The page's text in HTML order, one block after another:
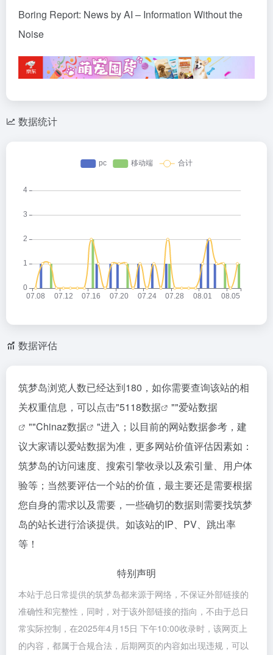
Boring Report: News by AI – Information Without the
Noise
数据统计
数据评估
筑梦岛浏览人数已经达到180，如你需要查询该站的相
关权重信息，可以点击"5118数据 ""爱站数据
""Chinaz数据
"进入；以目前的网站数据参考，建
议大家请以爱站数据为准，更多网站价值评估因素如：
筑梦岛的访问速度、搜索引擎收录以及索引量、用户体
验等；当然要评估一个站的价值，最主要还是需要根据
您自身的需求以及需要，一些确切的数据则需要找筑梦
岛的站长进行洽谈提供。如该站的IP、PV、跳出率
等！
特别声明
本站于总日常提供的筑梦岛都来源于网络，不保证外部链接的
准确性和完整性，同时，对于该外部链接的指向，不由于总日
常实际控制，在2025年4月15日 下午10:00收录时，该网页上
的内容，都属于合规合法，后期网页的内容如出现违规，可以